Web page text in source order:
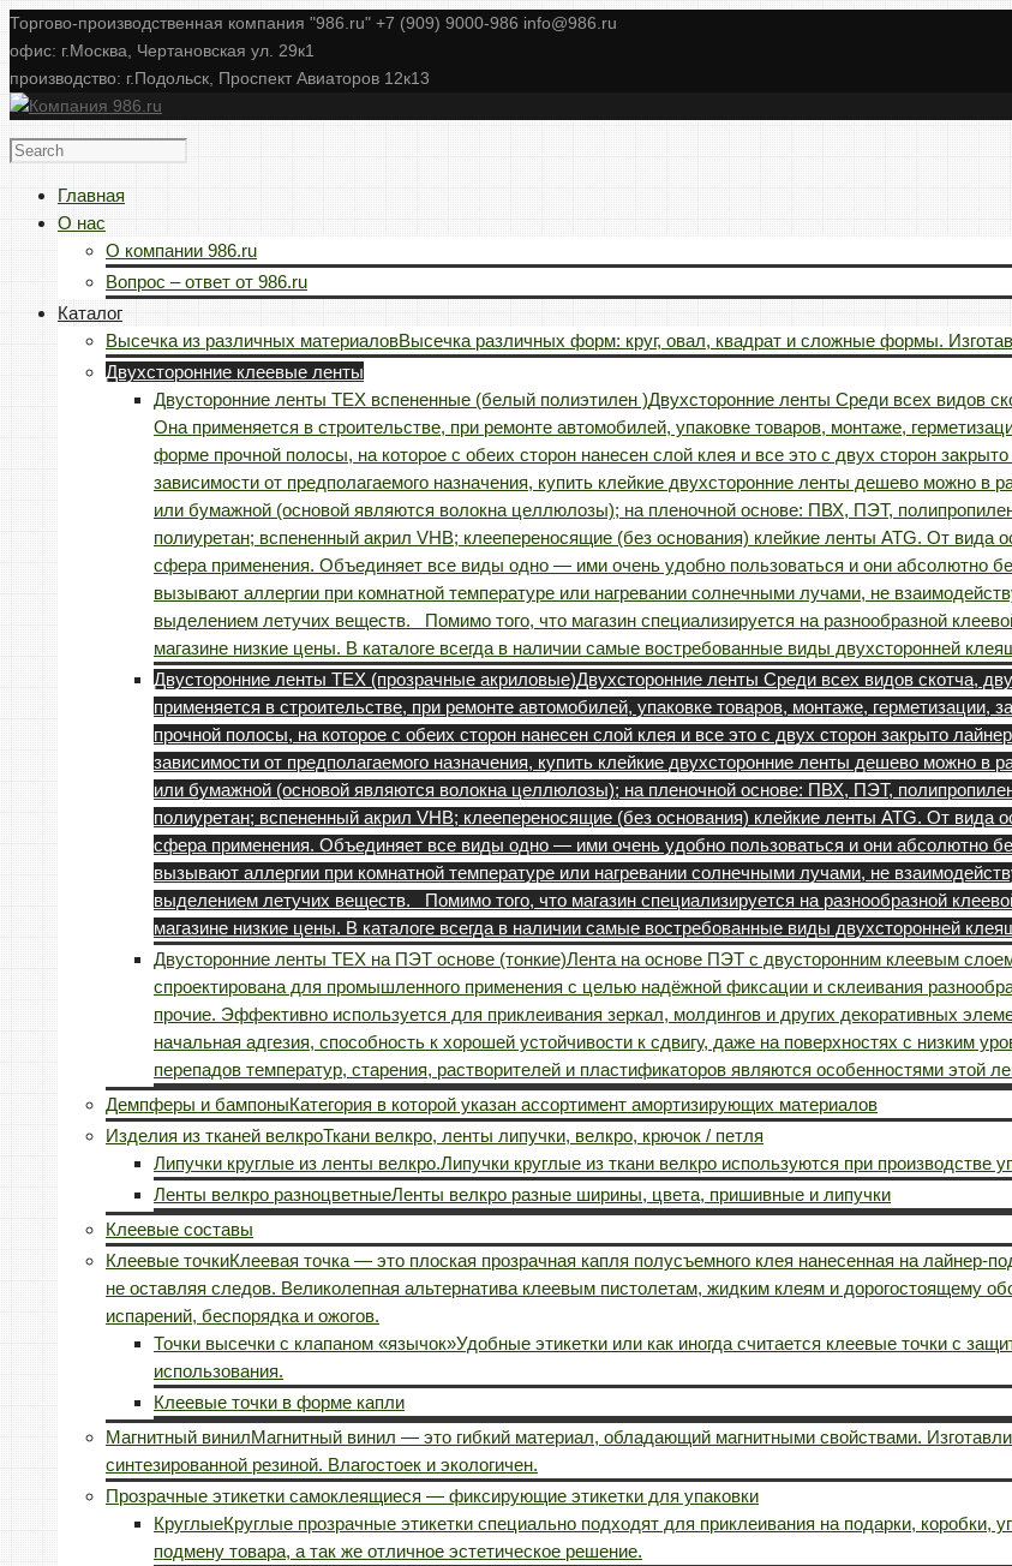
Торгово-производственная компания "986.ru" +7 (909) 9000-986 info@986.ru
офис: г.Москва, Чертановская ул. 29к1
производство: г.Подольск, Проспект Авиаторов 12к13
Главная
О нас
О компании 986.ru
Вопрос – ответ от 986.ru
Каталог
Высечка из различных материаловВысечка различных форм: круг, овал, квадрат и сложные формы.
Двухсторонние клеевые ленты
Двусторонние ленты TEX вспененные (белый полиэтилен )Двухсторонние ленты Среди всех видов
Она применяется в строительстве, при ремонте автомобилей, упаковке товаров, монтаже,
форме прочной полосы, на которое с обеих сторон нанесен слой клея и все это с двух сторон
зависимости от предполагаемого назначения, купить клейкие двухсторонние ленты дешево можно
или бумажной (основой являются волокна целлюлозы); на пленочной основе: ПВХ, ПЭТ,
полиуретан; вспененный акрил VHB; клеепереносящие (без основания) клейкие ленты ATG. От вида
сфера применения. Объединяет все виды одно — ими очень удобно пользоваться и они абсолютно
вызывают аллергии при комнатной температуре или нагревании солнечными лучами, не
выделением летучих веществ. Помимо того, что магазин специализируется на разнообразной
магазине низкие цены. В каталоге всегда в наличии самые востребованные виды двухсторонней
Двусторонние ленты TEX (прозрачные акриловые)Двухсторонние ленты Среди всех видов скотча,
применяется в строительстве, при ремонте автомобилей, упаковке товаров, монтаже,
прочной полосы, на которое с обеих сторон нанесен слой клея и все это с двух сторон закрыто
зависимости от предполагаемого назначения, купить клейкие двухсторонние ленты дешево можно
или бумажной (основой являются волокна целлюлозы); на пленочной основе: ПВХ, ПЭТ,
полиуретан; вспененный акрил VHB; клеепереносящие (без основания) клейкие ленты ATG. От вида
сфера применения. Объединяет все виды одно — ими очень удобно пользоваться и они абсолютно
вызывают аллергии при комнатной температуре или нагревании солнечными лучами, не
выделением летучих веществ. Помимо того, что магазин специализируется на разнообразной
магазине низкие цены. В каталоге всегда в наличии самые востребованные виды двухсторонней
Двусторонние ленты TEX на ПЭТ основе (тонкие)Лента на основе ПЭТ с двусторонним клеевым
спроектирована для промышленного применения с целью надёжной фиксации и склеивания
прочие. Эффективно используется для приклеивания зеркал, молдингов и других декоративных
начальная адгезия, способность к хорошей устойчивости к сдвигу, даже на поверхностях с низким
перепадов температур, старения, растворителей и пластификаторов являются особенностями этой
Демпферы и бампоныКатегория в которой указан ассортимент амортизирующих материалов
Изделия из тканей велкроТкани велкро, ленты липучки, велкро, крючок / петля
Липучки круглые из ленты велкро.Липучки круглые из ткани велкро используются при производстве
Ленты велкро разноцветныеЛенты велкро разные ширины, цвета, пришивные и липучки
Клеевые составы
Клеевые точкиКлеевая точка — это плоская прозрачная капля полусъемного клея нанесенная на лайнер-
не оставляя следов. Великолепная альтернатива клеевым пистолетам, жидким клеям и дорогостоящему
испарений, беспорядка и ожогов.
Точки высечки с клапаном «язычок»Удобные этикетки или как иногда считается клеевые точки с
использования.
Клеевые точки в форме капли
Магнитный винилМагнитный винил — это гибкий материал, обладающий магнитными свойствами.
синтезированной резиной. Влагостоек и экологичен.
Прозрачные этикетки самоклеящиеся — фиксирующие этикетки для упаковки
КруглыеКруглые прозрачные этикетки специально подходят для приклеивания на подарки, коробки,
подмену товара, а так же отличное эстетическое решение.